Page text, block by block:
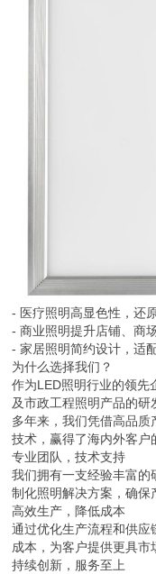
- 医疗照明高显色性，还
- 商业照明提升店铺、商
- 家居照明简约设计，适
为什么选择我们？
作为LED照明行业的领先
及市政工程照明产品的研
多年来，我们凭借高品质
技术，赢得了海内外客户
专业团队，技术支持
我们拥有一支经验丰富的
制化照明解决方案，确保
高效生产，降低成本
通过优化生产流程和供应
成本，为客户提供更具市
持续创新，服务至上